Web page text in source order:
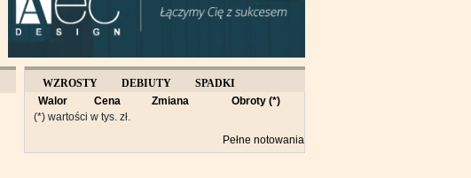
WZROSTY DEBIUTY
SPADKI
OBROTY
Walor Cena Zmiana
Obroty (*)
(*) wartości w tys. zł.
Pełne notowania